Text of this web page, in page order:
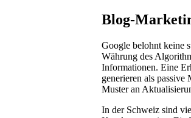
Blog-
Google belohnt keine
Währung des
Informationen. Eine
generieren als
Muster an
In der Schweiz sind